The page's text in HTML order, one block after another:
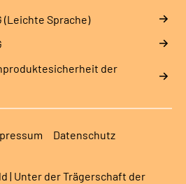
(Leichte Sprache)
der
Datenschutz
| Unter der Trägerschaft der